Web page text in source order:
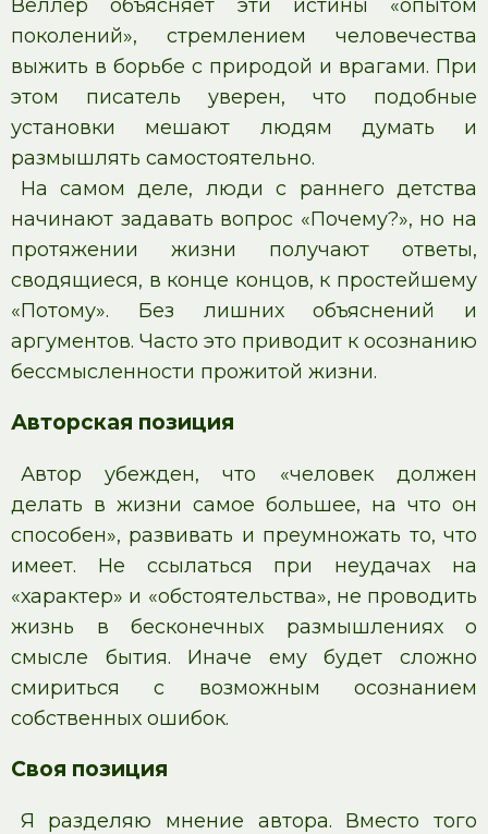
Веллер объясняет эти истины «опытом
поколений», стремлением человечества
выжить в борьбе с природой и врагами. При
этом писатель уверен, что подобные
установки мешают людям думать и
размышлять самостоятельно.
На самом деле, люди с раннего детства
начинают задавать вопрос «Почему?», но на
протяжении жизни получают ответы,
сводящиеся, в конце концов, к простейшему
«Потому». Без лишних объяснений и
аргументов. Часто это приводит к осознанию
бессмысленности прожитой жизни.
Авторская позиция
Автор убежден, что «человек должен
делать в жизни самое большее, на что он
способен», развивать и преумножать то, что
имеет. Не ссылаться при неудачах на
«характер» и «обстоятельства», не проводить
жизнь в бесконечных размышлениях о
смысле бытия. Иначе ему будет сложно
смириться с возможным осознанием
собственных ошибок.
Своя позиция
Я разделяю мнение автора. Вместо того